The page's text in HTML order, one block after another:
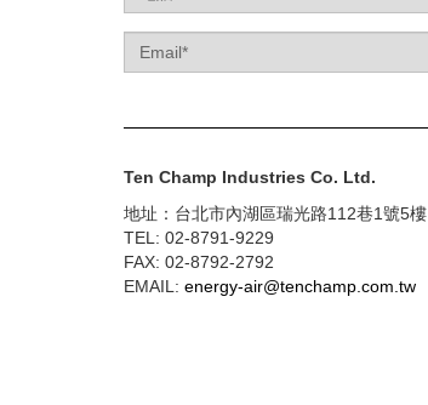
Email
Ten Champ Industries Co. Ltd.
地址：台北市內湖區瑞光路112巷1號5樓
TEL: 02-8791-9229
FAX: 02-8792-2792
EMAIL: energy-air@tenchamp.com.tw